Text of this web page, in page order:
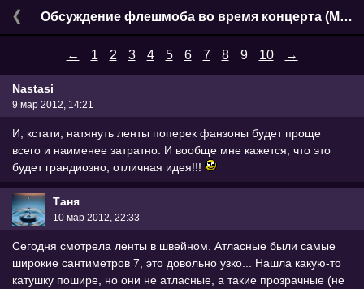
Обсуждение флешмоба во время концерта (Москва)
← 1 2 3 4 5 6 7 89 10 →
Nastasi
9 мар 2012, 14:21
И, кстати, натянуть ленты поперек фанзоны будет проще
всего и наименее затратно. И вообще мне кажется, что это
будет грандиозно, отличная идея!!!
Таня
10 мар 2012, 22:33
Сегодня смотрела ленты в швейном. Атласные были самые
широкие сантиметров 7, это довольно узко... Нашла какую-то
катушку пошире, но они не атласные, а такие прозрачные (не